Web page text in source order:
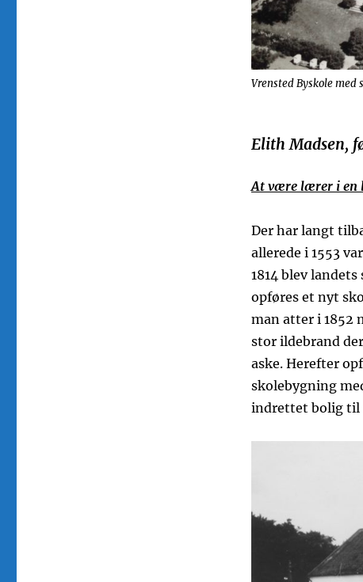
Vrensted Byskole
Elith Madsen,
At være lærer i en
Der har langt
allerede i 1553
1814 blev
opføres et nyt
man atter i 1852
stor ildebrand
aske. Herefter
skolebygning
indrettet bolig til